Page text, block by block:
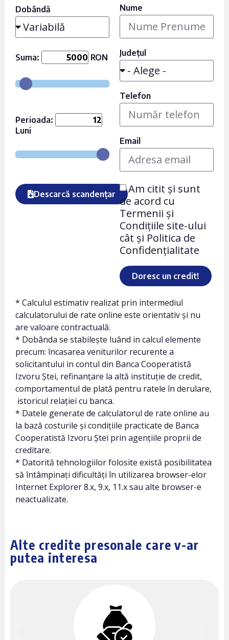
Dobândă
Suma: RON
Perioada:
Luni
Descarcă scandențar
Nume
Județul
Telefon
Email
Am citit și sunt
de acord cu
Termenii și
Condițiile site-ului
cât și Politica de
Confidențialitate
Doresc un credit!
* Calculul estimativ realizat prin intermediul
calculatorului de rate online este orientativ și nu
are valoare contractuală.
* Dobânda se stabilește luând in calcul elemente
precum: încasarea veniturilor recurente a
solicitantului in contul din Banca Cooperatistă
Izvoru Ștei, refinanțare la altă instituție de credit,
comportamentul de plată pentru ratele în derulare,
istoricul relației cu banca.
* Datele generate de calculatorul de rate online au
la bază costurile și condițiile practicate de Banca
Cooperatistă Izvoru Ștei prin agențiile proprii de
creditare.
* Datorită tehnologiilor folosite există posibilitatea
să întâmpinați dificultăți în utilizarea browser-elor
Internet Explorer 8.x, 9.x, 11.x sau alte browser-e
neactualizate.
Alte credite presonale care v-ar
putea interesa